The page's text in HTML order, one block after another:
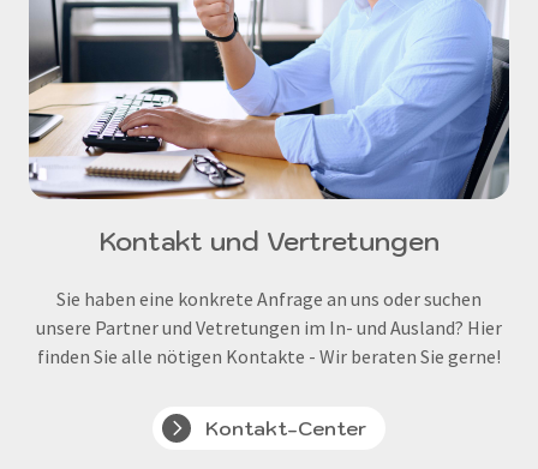
Kontakt und Vertretungen
Sie haben eine konkrete Anfrage an uns oder suchen
unsere Partner und Vetretungen im In- und Ausland? Hier
finden Sie alle nötigen Kontakte - Wir beraten Sie gerne!
Kontakt-Center